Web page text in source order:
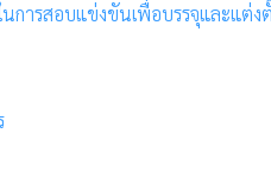
ารสอบแข่งขันเพื่อบรรจุและแต่ง